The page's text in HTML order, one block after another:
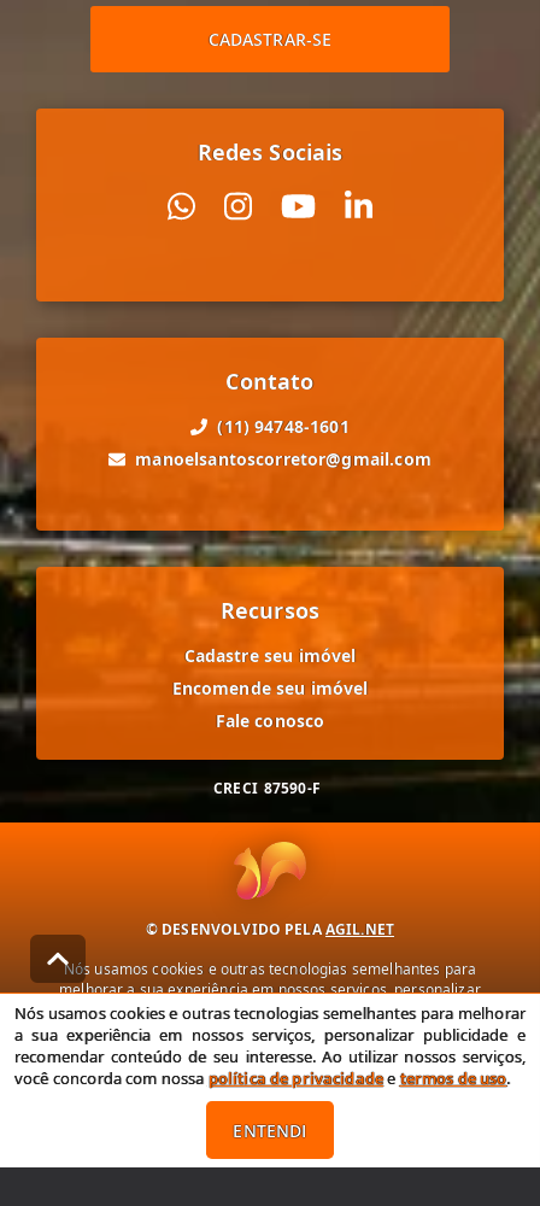
CADASTRAR-SE
Redes Sociais
Contato
(11) 94748-1601
manoelsantoscorretor@gmail.com
Recursos
Cadastre seu imóvel
Encomende seu imóvel
Fale conosco
CRECI 87590-F
© DESENVOLVIDO PELAAGIL.NET
Nós usamos cookies e outras tecnologias semelhantes para
melhorar a sua experiência em nossos serviços, personalizar
publicidade e recomendar conteúdo de seu interesse. Ao utilizar
nossos serviços, você concorda com nossa política de privacidade e
termos de uso.
Política de Privacidade Termos de uso
Nós usamos cookies e outras tecnologias semelhantes para melhorar
a sua experiência em nossos serviços, personalizar publicidade e
recomendar conteúdo de seu interesse. Ao utilizar nossos serviços,
você concorda com nossa política de privacidadeetermos de uso.
ENTENDI